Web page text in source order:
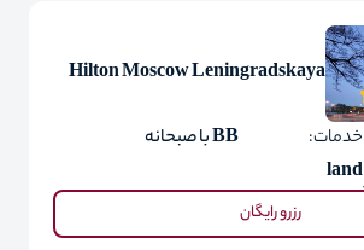
Hilton Moscow Leningradskaya
خدمات:
BB با صبحانه
land
رزرو رایگان